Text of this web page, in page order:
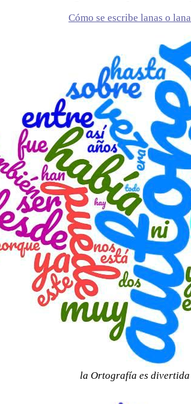
Cómo se escribe lanas o
la Ortografía es divertida